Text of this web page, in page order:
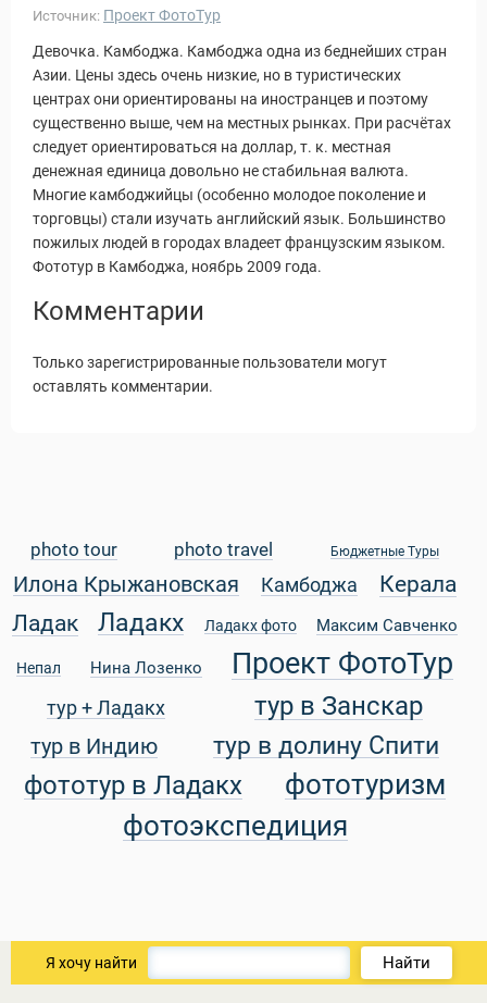
Статьи
Источник: Проект ФотоТур
Девочка. Камбоджа. Камбоджа одна из беднейших стран
Азии. Цены здесь очень низкие, но в туристических
центрах они ориентированы на иностранцев и поэтому
существенно выше, чем на местных рынках. При расчётах
следует ориентироваться на доллар, т. к. местная
денежная единица довольно не стабильная валюта.
Многие камбоджийцы (особенно молодое поколение и
торговцы) стали изучать английский язык. Большинство
пожилых людей в городах владеет французским языком.
Фототур в Камбоджа, ноябрь 2009 года.
Комментарии
Только зарегистрированные пользователи могут
оставлять комментарии.
photo tour photo travel Бюджетные Туры
Илона Крыжановская Камбоджа
Керала
Ладак
Ладакх Ладакх фото Максим Савченко
Непал Нина Лозенко Проект ФотоТур
тур + Ладакх тур в Занскар
тур в Индию тур в долину Спити
фототур в Ладакх
фототуризм
фотоэкспедиция
Я хочу найти Найти